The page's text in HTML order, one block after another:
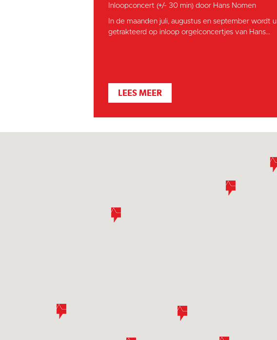
Inloopconcert (+/- 30 min) door Hans Nomen
In de maanden juli, augustus en september wordt u
getrakteerd op inloop orgelconcertjes van Hans...
LEES MEER